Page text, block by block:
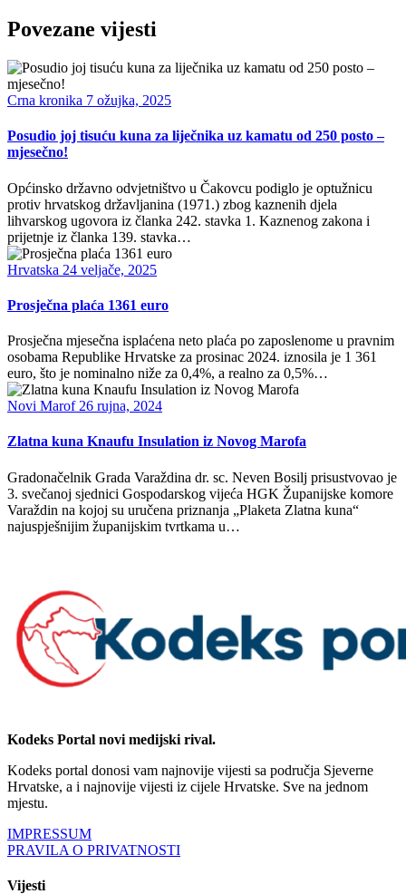
Povezane vijesti
Crna kronika 7 ožujka, 2025
Posudio joj tisuću kuna za liječnika uz kamatu od 250 posto –
mjesečno!
Općinsko državno odvjetništvo u Čakovcu podiglo je optužnicu
protiv hrvatskog državljanina (1971.) zbog kaznenih djela
lihvarskog ugovora iz članka 242. stavka 1. Kaznenog zakona i
prijetnje iz članka 139. stavka…
Hrvatska 24 veljače, 2025
Prosječna plaća 1361 euro
Prosječna mjesečna isplaćena neto plaća po zaposlenome u pravnim
osobama Republike Hrvatske za prosinac 2024. iznosila je 1 361
euro, što je nominalno niže za 0,4%, a realno za 0,5%…
Novi Marof26 rujna, 2024
Zlatna kuna Knaufu Insulation iz Novog Marofa
Gradonačelnik Grada Varaždina dr. sc. Neven Bosilj prisustvovao je
3. svečanoj sjednici Gospodarskog vijeća HGK Županijske komore
Varaždin na kojoj su uručena priznanja „Plaketa Zlatna kuna“
najuspješnijim županijskim tvrtkama u…
Kodeks Portal novi medijski rival.
Kodeks portal donosi vam najnovije vijesti sa područja Sjeverne
Hrvatske, a i najnovije vijesti iz cijele Hrvatske. Sve na jednom
mjestu.
IMPRESSUM
PRAVILA O PRIVATNOSTI
Vijesti